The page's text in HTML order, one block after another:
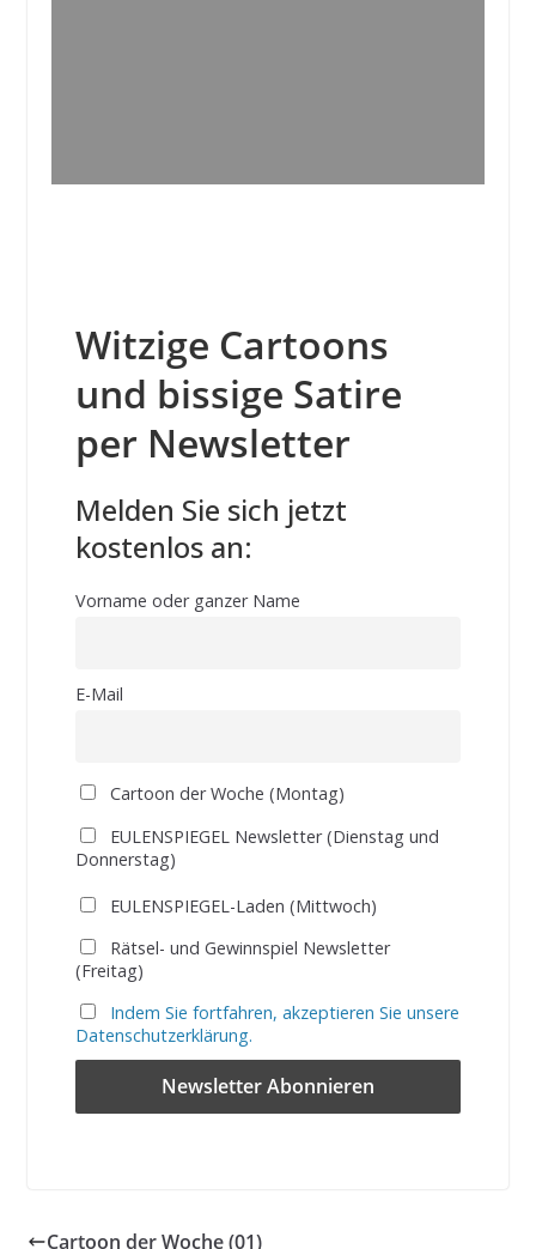
Witzige Cartoons
und bissige Satire
per Newsletter
Melden Sie sich jetzt
kostenlos an:
Vorname oder ganzer Name
E-Mail
Cartoon der Woche (Montag)
EULENSPIEGEL Newsletter (Dienstag und
Donnerstag)
EULENSPIEGEL-Laden (Mittwoch)
Rätsel- und Gewinnspiel Newsletter
(Freitag)
Indem Sie fortfahren, akzeptieren Sie unsere
Datenschutzerklärung.
Cartoon der Woche (01)